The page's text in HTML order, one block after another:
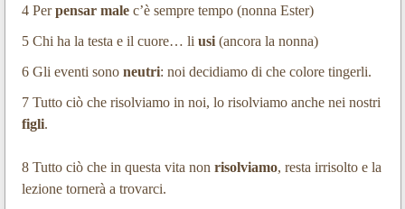
4 Perpensar malec’è sempre tempo (nonna Ester)
5 Chi ha la testa e il cuore… li usi(ancora la nonna)
6 Gli eventi sono neutri: noi decidiamo di che colore tingerli.
7 Tutto ciò che risolviamo in noi, lo risolviamo anche nei nostri
figli.
8 Tutto ciò che in questa vita non risolviamo, resta irrisolto e la
lezione tornerà a trovarci.